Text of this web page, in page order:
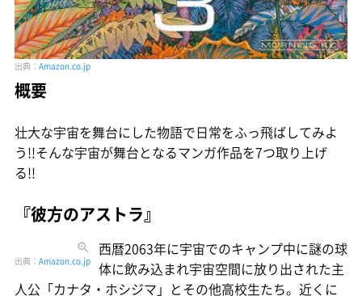
出典： Amazon.co.jp
概要
壮大な宇宙を舞台にした物語で日常をふっ飛ばしてみよ
う!!そんな宇宙が舞台となるマンガ作品を7つ取り上げ
る!!
『彼方のアストラ』
出典： Amazon.co.jp
西暦2063年に宇宙でのキャンプ中に謎の球
体に飲み込まれ宇宙空間に放り出された主
人公「カナタ・ホシジマ」とその他高校生たち。近くに